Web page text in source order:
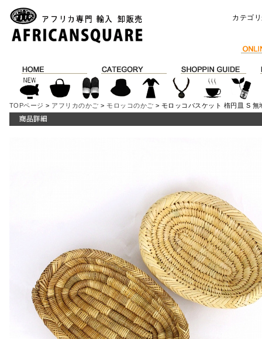
カテゴ
TOPページ > アフリカのかご >モロッコのかご > モロッコバスケット 楕円皿 S 無